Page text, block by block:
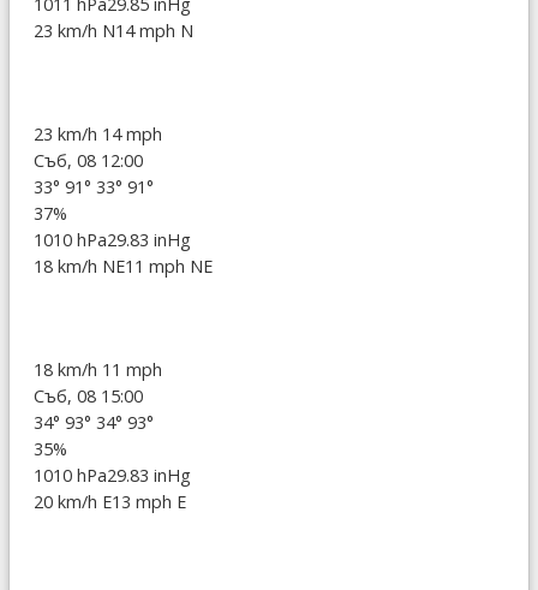
23 km/h N14 mph N
23 km/h 14 mph
Съб, 08 12:00
33° 91° 33° 91°
37%
1010 hPa29.83 inHg
18 km/h NE11 mph NE
18 km/h 11 mph
Съб, 08 15:00
34° 93° 34° 93°
35%
1010 hPa29.83 inHg
20 km/h E13 mph E